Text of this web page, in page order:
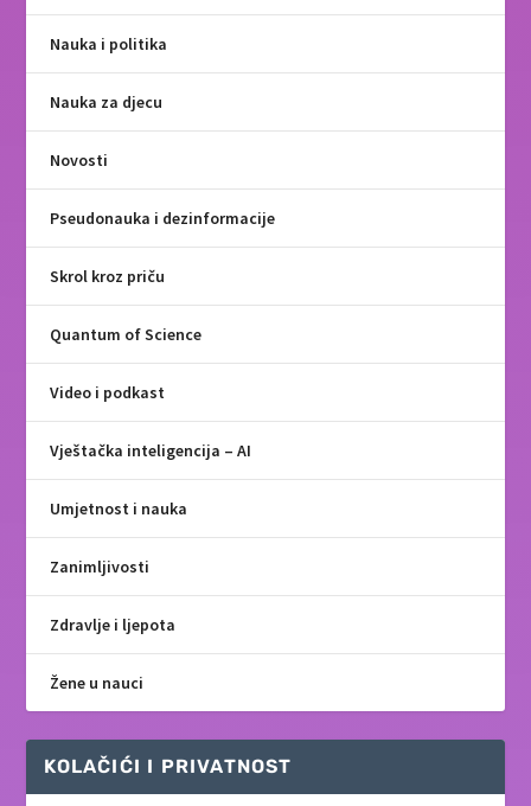
Nauka i politika
Nauka za djecu
Novosti
Pseudonauka i dezinformacije
Skrol kroz priču
Quantum of Science
Video i podkast
Vještačka inteligencija – AI
Umjetnost i nauka
Zanimljivosti
Zdravlje i ljepota
Žene u nauci
KOLAČIĆI I PRIVATNOST